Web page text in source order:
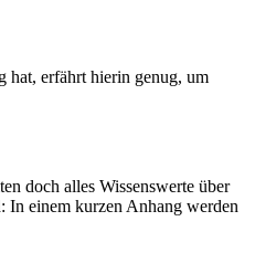
hat, erfährt hierin genug, um
doch alles Wissenswerte über
In einem kurzen Anhang werden